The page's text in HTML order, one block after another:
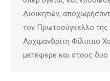
Διοικητών,
τον Πρωτοσύγκελλο της
Αρχιμανδρίτη Φίλιππο
μετέφερε και στους δυο